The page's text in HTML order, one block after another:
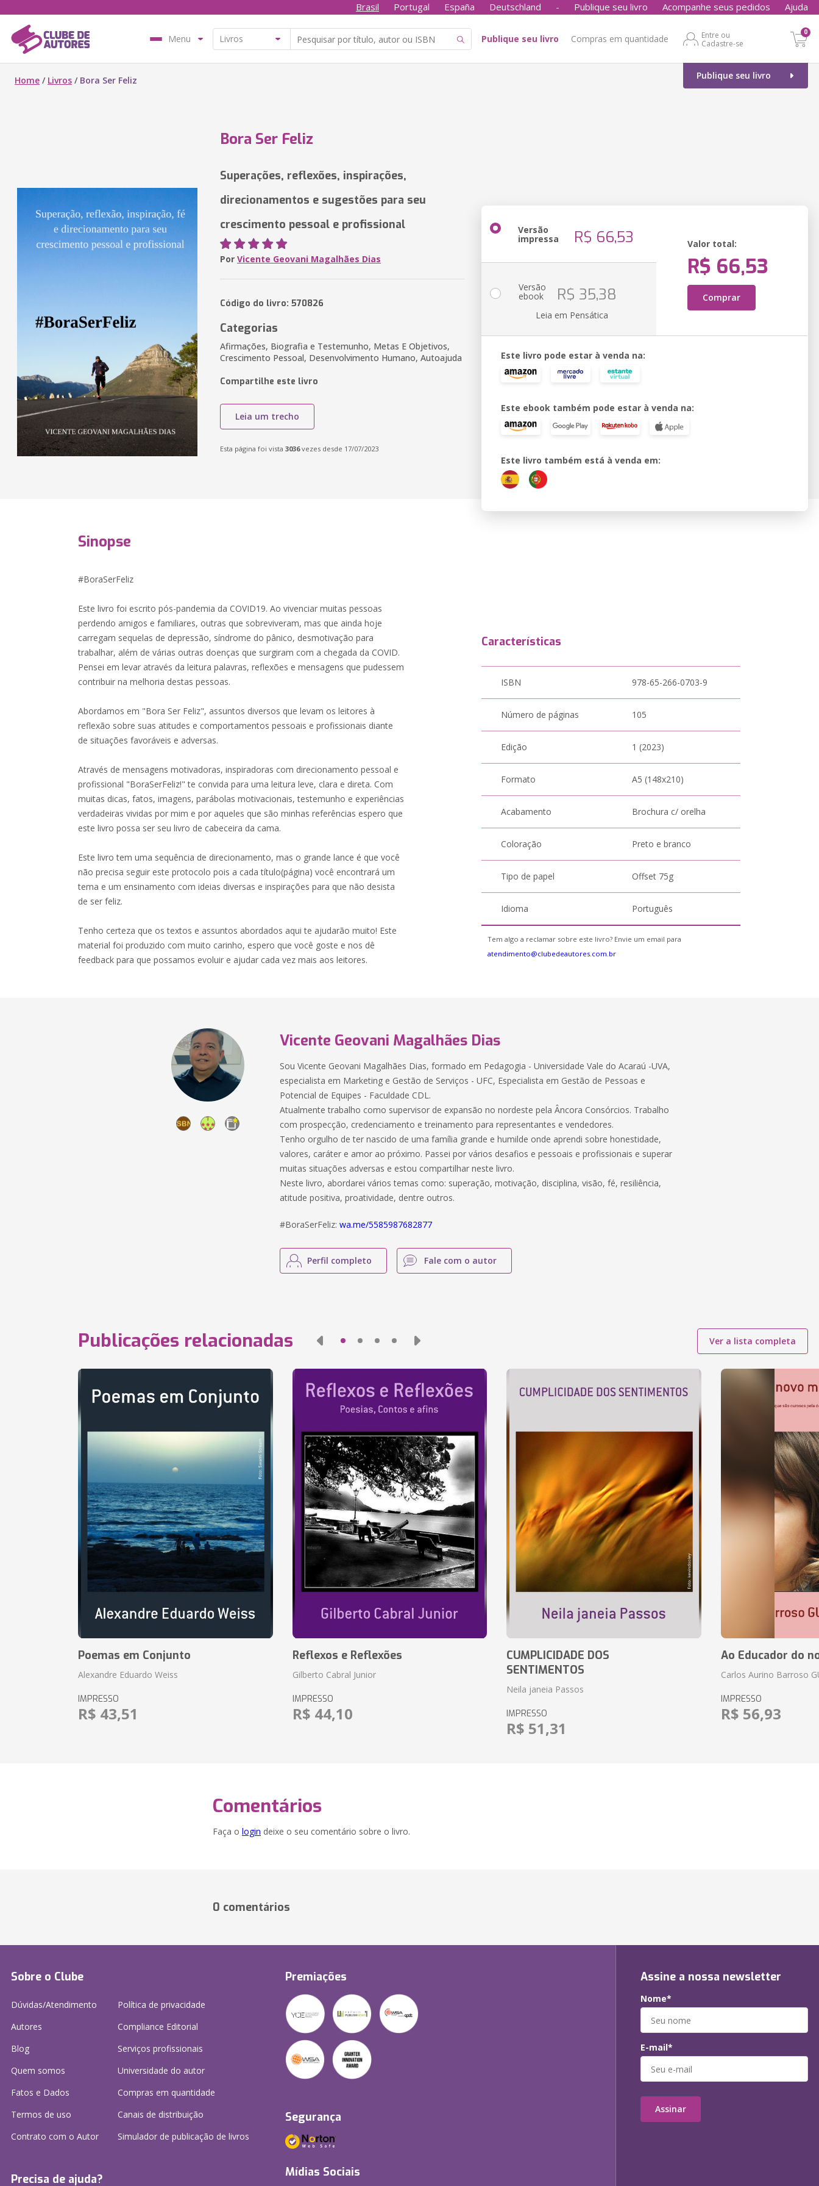
Brasil Portugal España Deutschland - Publique seu livro Acompanhe seus pedidos Ajuda
Menu Publique seu livro Compras em quantidade
Entre ou
Cadastre-se
0
Publique seu livro
Home / Livros / Bora Ser Feliz
Bora Ser Feliz
Superações, reflexões, inspirações,
direcionamentos e sugestões para seu
crescimento pessoal e profissional
Por Vicente Geovani Magalhães Dias
Código do livro: 570826
Categorias
Afirmações, Biografia e Testemunho, Metas E Objetivos,
Crescimento Pessoal, Desenvolvimento Humano, Autoajuda
Compartilhe este livro
Leia um trecho
Esta página foi vista 3036vezes desde 17/07/2023
Versão
impressa R$ 66,53 Valor total:
R$ 66,53
Comprar
Versão
ebook R$ 35,38
Leia em Pensática
Este livro pode estar à venda na:
Este ebook também pode estar à venda na:
Este livro também está à venda em:
Sinopse
#BoraSerFeliz
Este livro foi escrito pós-pandemia da COVID19. Ao vivenciar muitas pessoas
perdendo amigos e familiares, outras que sobreviveram, mas que ainda hoje
carregam sequelas de depressão, síndrome do pânico, desmotivação para
trabalhar, além de várias outras doenças que surgiram com a chegada da COVID.
Pensei em levar através da leitura palavras, reflexões e mensagens que pudessem
contribuir na melhoria destas pessoas.
Abordamos em "Bora Ser Feliz", assuntos diversos que levam os leitores à
reflexão sobre suas atitudes e comportamentos pessoais e profissionais diante
de situações favoráveis e adversas.
Através de mensagens motivadoras, inspiradoras com direcionamento pessoal e
profissional "BoraSerFeliz!" te convida para uma leitura leve, clara e direta. Com
muitas dicas, fatos, imagens, parábolas motivacionais, testemunho e experiências
verdadeiras vividas por mim e por aqueles que são minhas referências espero que
este livro possa ser seu livro de cabeceira da cama.
Este livro tem uma sequência de direcionamento, mas o grande lance é que você
não precisa seguir este protocolo pois a cada título(página) você encontrará um
tema e um ensinamento com ideias diversas e inspirações para que não desista
de ser feliz.
Tenho certeza que os textos e assuntos abordados aqui te ajudarão muito! Este
material foi produzido com muito carinho, espero que você goste e nos dê
feedback para que possamos evoluir e ajudar cada vez mais aos leitores.
Características
ISBN 978-65-266-0703-9
Número de páginas 105
Edição 1 (2023)
Formato A5 (148x210)
Acabamento Brochura c/ orelha
Coloração Preto e branco
Tipo de papel Offset 75g
Idioma Português
Tem algo a reclamar sobre este livro? Envie um email para
atendimento@clubedeautores.com.br
Vicente Geovani Magalhães Dias
Sou Vicente Geovani Magalhães Dias, formado em Pedagogia - Universidade Vale do Acaraú -UVA,
especialista em Marketing e Gestão de Serviços - UFC, Especialista em Gestão de Pessoas e
Potencial de Equipes - Faculdade CDL.
Atualmente trabalho como supervisor de expansão no nordeste pela Âncora Consórcios. Trabalho
com prospecção, credenciamento e treinamento para representantes e vendedores.
Tenho orgulho de ter nascido de uma família grande e humilde onde aprendi sobre honestidade,
valores, caráter e amor ao próximo. Passei por vários desafios e pessoais e profissionais e superar
muitas situações adversas e estou compartilhar neste livro.
Neste livro, abordarei vários temas como: superação, motivação, disciplina, visão, fé, resiliência,
atitude positiva, proatividade, dentre outros.
#BoraSerFeliz:wa.me/5585987682877
Perfil completo Fale com o autor
Publicações relacionadas Ver a lista completa
Poemas em Conjunto
Alexandre Eduardo Weiss
IMPRESSO
R$ 43,51
Reflexos e Reflexões
Gilberto Cabral Junior
IMPRESSO
R$ 44,10
CUMPLICIDADE DOS
SENTIMENTOS
Neila janeia Passos
IMPRESSO
R$ 51,31
Ao Educador do
Carlos Aurino Barroso
IMPRESSO
R$ 56,93
Comentários
Faça o login deixe o seu comentário sobre o livro.
0 comentários
Sobre o Clube
Dúvidas/Atendimento
Autores
Blog
Quem somos
Fatos e Dados
Termos de uso
Contrato com o Autor
Política de privacidade
Compliance Editorial
Serviços profissionais
Universidade do autor
Compras em quantidade
Canais de distribuição
Simulador de publicação de livros
Precisa de ajuda?
Premiações
Segurança
Mídias Sociais
Assine a nossa newsletter
Nome*
E-mail*
Assinar